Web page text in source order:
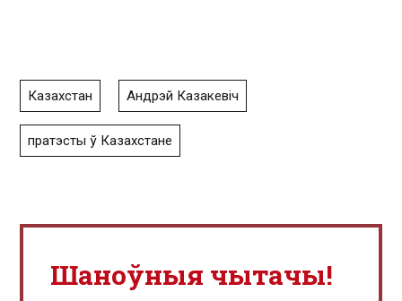
Казахстан Андрэй Казакевіч
пратэсты ў Казахстане
Шаноўныя чытачы!